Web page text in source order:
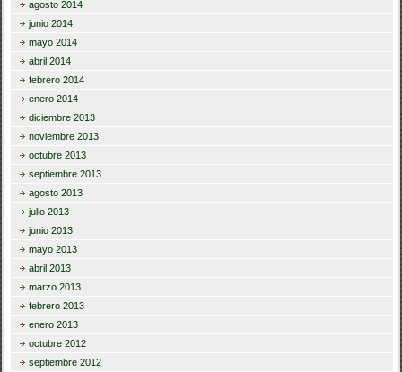
agosto 2014
junio 2014
mayo 2014
abril 2014
febrero 2014
enero 2014
diciembre 2013
noviembre 2013
octubre 2013
septiembre 2013
agosto 2013
julio 2013
junio 2013
mayo 2013
abril 2013
marzo 2013
febrero 2013
enero 2013
octubre 2012
septiembre 2012